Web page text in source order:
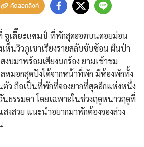
คัดลอกลิงค์
จูเลี๊ยะแคมป์ ที่พักสุดฮอตบนดอยม่อน
เห็นวิวภูเขาเรียงรายสลับซับซ้อน ผืนป่า
งบมาพร้อมเสียงนกร้อง ยามเช้าชม
หมอกสุดปังได้จากหน้าที่พัก มีห้องพักทั้ง
ว ถือเป็นที่พักที่จองยากที่สุดอีกแห่งหนึ่ง
ธรรมดา โดยเฉพาะในช่วงฤดูหนาวฤดูที่
งสวย แนะนำอยากมาพักต้องจองล่วง